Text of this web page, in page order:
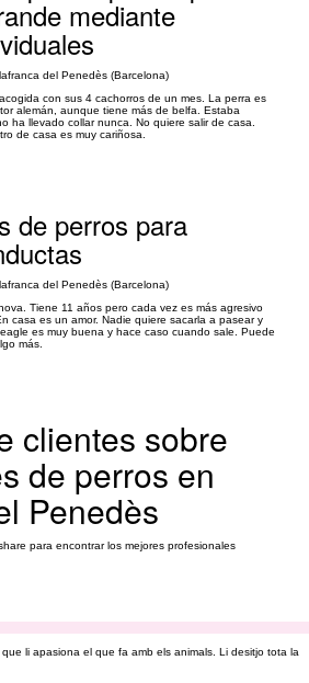
mediante
del Penedès (Barcelona)
con sus 4 cachorros de un mes. La perra es
alemán, aunque tiene más de belfa. Estaba
ha llevado collar nunca. No quiere salir de casa.
de casa es muy cariñosa.
de perros para
del Penedès (Barcelona)
Tiene 11 años pero cada vez es más agresivo
casa es un amor. Nadie quiere sacarla a pasear y
es muy buena y hace caso cuando sale. Puede
más.
clientes sobre
de perros en
Penedès
para encontrar los mejores profesionales
li apasiona el que fa amb els animals. Li desitjo tota la